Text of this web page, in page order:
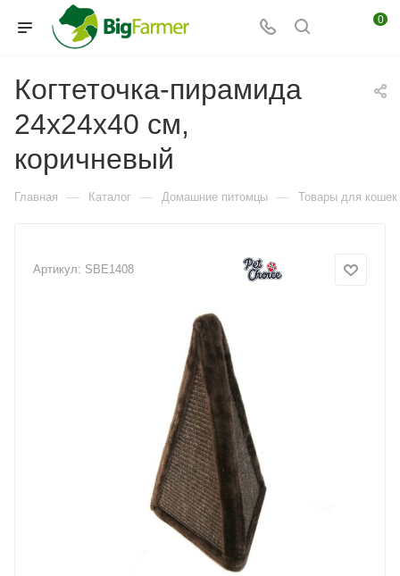
0
Когтеточка-пирамида
24х24х40 см,
коричневый
Главная — Каталог — Домашние питомцы — Товары для кошек
Артикул: SBE1408